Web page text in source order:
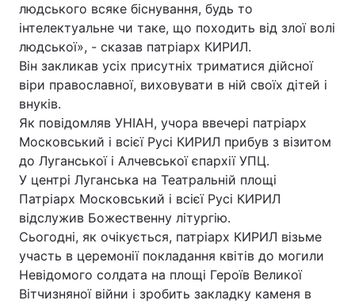
людського всяке біснування, будь то
інтелектуальне чи таке, що походить від злої волі
людської», - сказав патріарх КИРИЛ.
Він закликав усіх присутніх триматися дійсної
віри православної, виховувати в ній своїх дітей і
внуків.
Як повідомляв УНІАН, учора ввечері патріарх
Московський і всієї Русі КИРИЛ прибув з візитом
до Луганської і Алчевської єпархії УПЦ.
У центрі Луганська на Театральній площі
Патріарх Московський і всієї Русі КИРИЛ
відслужив Божественну літургію.
Сьогодні, як очікується, патріарх КИРИЛ візьме
участь в церемонії покладання квітів до могили
Невідомого солдата на площі Героїв Великої
Вітчизняної війни і зробить закладку каменя в